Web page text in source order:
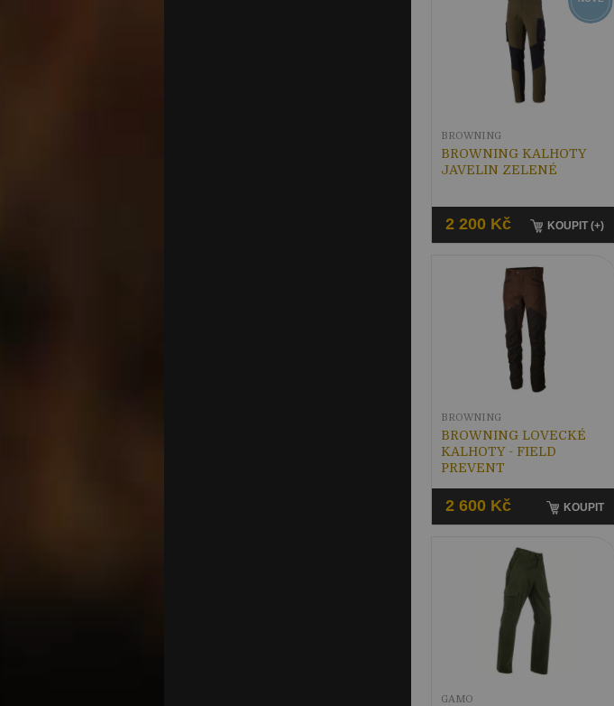
BROWNING KALHOTY
JAVELIN ZELENÉ
BROWNING
2 200 Kč KOUPIT (+)
BROWNING LOVECKÉ
KALHOTY - FIELD
PREVENT
BROWNING
2 600 Kč KOUPIT
GAMO